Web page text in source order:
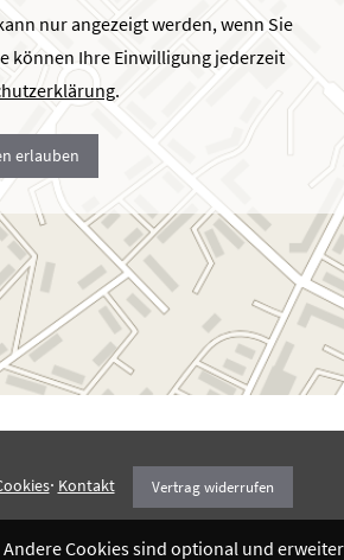
nur angezeigt werden, wenn Sie
können Ihre Einwilligung jederzeit
.
erlauben
· Kontakt Vertrag widerrufen
Cookies sind optional und